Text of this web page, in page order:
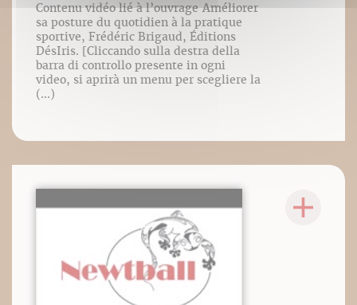
Contenu vidéo lié à l’ouvrage Améliorer
sa posture du quotidien à la pratique
sportive, Frédéric Brigaud, Éditions
DésIris. [Cliccando sulla destra della
barra di controllo presente in ogni
video, si aprirà un menu per scegliere la
(...)